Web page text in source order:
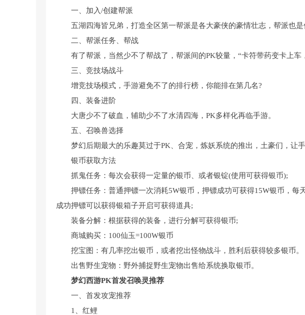
一、加入/创建帮派
五湖四海皆兄弟，打造全区第一帮派是各大豪侠的豪情壮志，帮派也是
二、帮派任务、帮战
有了帮派，当然少不了帮战了，帮派间的PK较量，“卡符带药变卡上车
三、竞技场战斗
增竞技场模式，手游避免不了的排行榜，你能排在第几名?
四、装备进阶
大唐少不了破血，辅助少不了水清四海，PK多样化再临手游。
五、召唤兽选择
梦幻后期最大的乐趣莫过于PK、合宠，炼妖系统的推出，土豪们，让
银币获取方法
抓鬼任务：每次会获得一定量的银币、或者银锭(使用可获得银币);
押镖任务：普通押镖一次消耗5W银币，押镖成功可获得15W银币，每
成功押镖可以获得银箱子开启可获得道具;
装备分解：根据获得的装备，进行分解可获得银币;
商城购买：100仙玉=100W银币
挖宝图：有几率挖出银币，或者挖出怪物战斗，胜利后获得较多银币。
出售野生宠物：野外捕捉野生宠物出售给系统换取银币。
梦幻西游PK首发召唤灵推荐
一、首发攻宠推荐
1、红鲤